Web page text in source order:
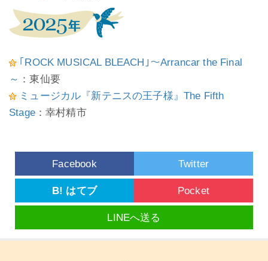
｢ROCK MUSICAL BLEACH｣～Arrancar the Final
～ ：東仙要
ミュージカル『新テニスの王子様』The Fifth
Stage：幸村精市
Facebook Twitter
B! はてブ Pocket
LINEへ送る